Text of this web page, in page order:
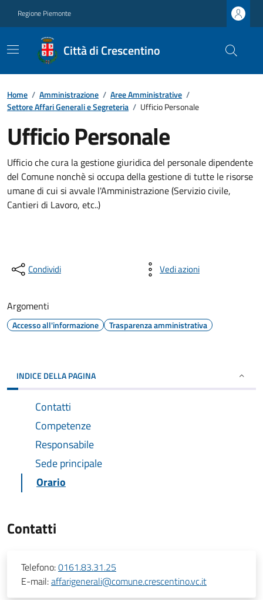
Regione Piemonte
Città di Crescentino
Home / Amministrazione / Aree Amministrative /
Settore Affari Generali e Segreteria / Ufficio Personale
Ufficio Personale
Ufficio che cura la gestione giuridica del personale dipendente
del Comune nonchè si occupa della gestione di tutte le risorse
umane di cui si avvale l'Amministrazione (Servizio civile,
Cantieri di Lavoro, etc..)
Condividi Vedi azioni
Argomenti
Accesso all'informazione Trasparenza amministrativa
INDICE DELLA PAGINA
Contatti
Competenze
Responsabile
Sede principale
Orario
Contatti
Telefono:0161.83.31.25
E-mail:affarigenerali@comune.crescentino.vc.it